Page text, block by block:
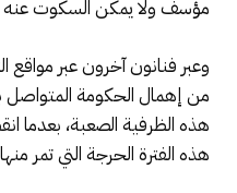
مؤسف ولا يمكن السكوت
وعبر فنانون آخرون عبر
من إهمال الحكومة المتواصل
هذه الظرفية الصعبة،
هذه الفترة الحرجة التي تمر منها